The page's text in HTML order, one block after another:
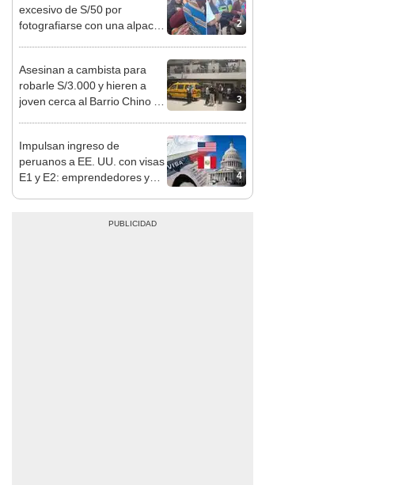
2
excesivo de S/50 por
fotografiarse con una alpaca
3
Asesinan a cambista para
robarle S/3.000 y hieren a
joven cerca al Barrio Chino en
4
Impulsan ingreso de
peruanos a EE. UU. con visas
E1 y E2: emprendedores y